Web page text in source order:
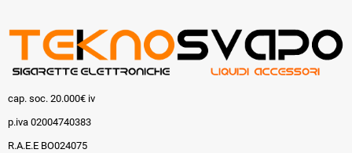
cap. soc. 20.000€ iv
p.iva 02004740383
R.A.E.E BO024075